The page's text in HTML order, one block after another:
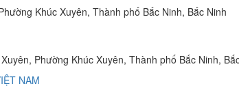
Khúc Xuyên, Thành phố Bắc Ninh, Bắc Ninh
Phường Khúc Xuyên, Thành phố Bắc Ninh,
NAM